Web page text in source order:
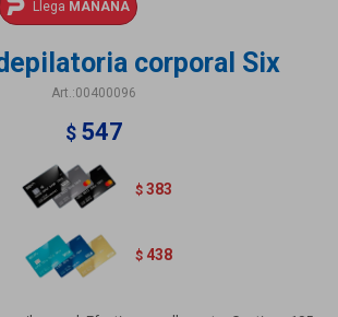
Llega MAÑANA
corporal Six
00400096
$ 547
$ 383
$ 438